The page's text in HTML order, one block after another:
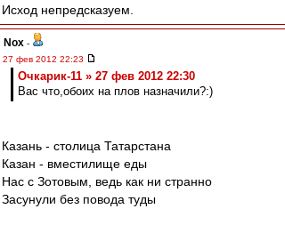
Исход непредсказуем.
Nox -
27 фев 2012 22:23
Очкарик-11 » 27 фев 2012 22:30
Вас что,обоих на плов назначили?:)
Казань - столица Татарстана
Казан - вместилище еды
Нас с Зотовым, ведь как ни странно
Засунули без повода туды